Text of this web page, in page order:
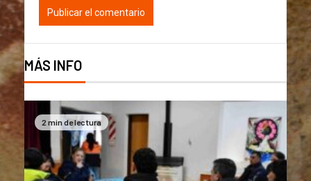
MÁS INFO
2 min de lectura